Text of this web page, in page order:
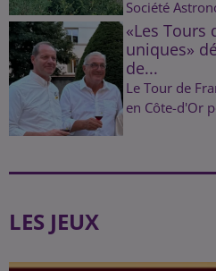
Société
«Les Tours
uniques»
de...
Le Tour de
en Côte-d'Or
LES JEUX